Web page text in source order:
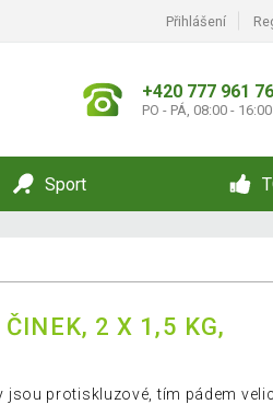
Přihlášení
+420 777 961
PO - PÁ, 08:00 - 16:00
Sport
2 X 1,5 KG,
protiskluzové, tím pádem